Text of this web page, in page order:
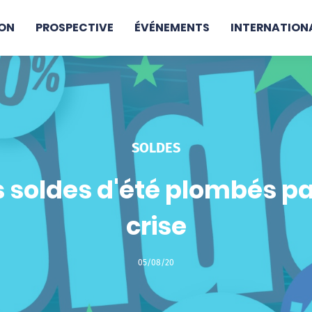
PROSPECTIVE ÉVÉNEMENTS
SOLDES
soldes d'été plombés
crise
05/08/20